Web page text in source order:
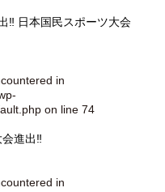
日本国民スポーツ大会
in
on line 74
進出‼︎
in